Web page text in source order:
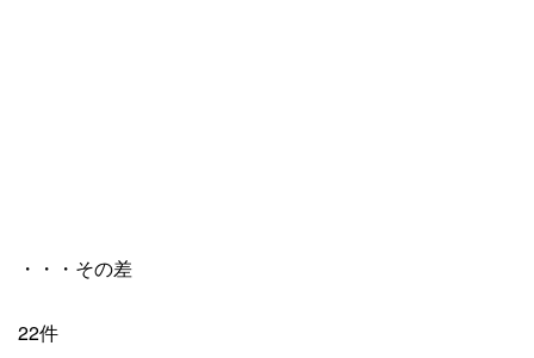
・・・その差
22件